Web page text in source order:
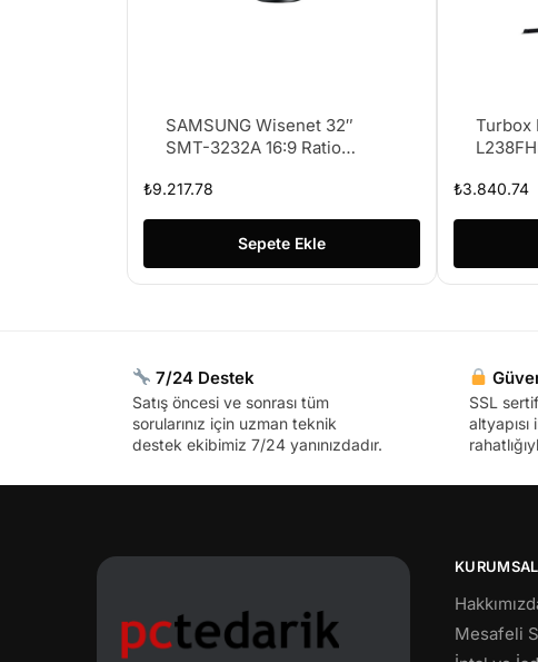
SAMSUNG Wisenet 32″
SMT-3232A 16:9 Ratio
PRO GÜVENLİK MONİTÖRÜ
₺9.217.78
Sepete Ekle
Turbox
₺3.840.74
7/24 Destek
Satış öncesi ve sonrası tüm
sorularınız için uzman teknik
destek ekibimiz 7/24 yanınızdadır.
SSL
KURUMSAL
Mesafeli